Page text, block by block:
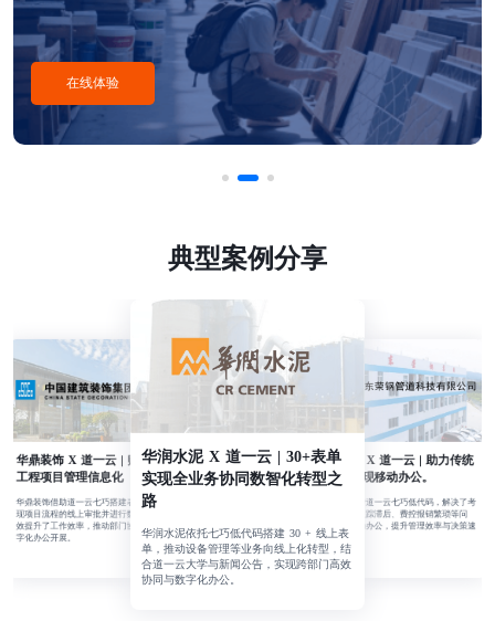
在线体验
典型案例分享
华鼎装饰 X 道一云 | 赋能企业
工程项目管理信息化
华鼎装饰借助道一云七巧搭建表单流程，实
现项目流程的线上审批并进行数据关联，有
效提升了工作效率，推动部门协同，助力数
字化办公开展。
华润水泥 X 道一云 | 30+表单
实现全业务协同数智化转型之
路
华润水泥依托七巧低代码搭建 30 + 线上表
单，推动设备管理等业务向线上化转型，结
合道一云大学与新闻公告，实现跨部门高效
协同与数字化办公。
广东荣钢 X 道一云 | 助力传统
制造业实现移动办公。
广东荣钢凭借道一云七巧低代码，解决了考
勤难、项目跟踪滞后、费控报销繁琐等问
题，实现移动办公，提升管理效率与决策速
度。